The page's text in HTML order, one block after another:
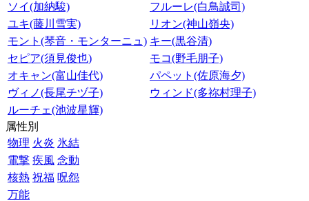
ソイ(加納駿)
フルーレ(白鳥誠司)
ユキ(藤川雪実)
リオン(神山嶺央)
モント(琴音・モンターニュ) キー(黒谷清)
セピア(須見俊也)
モコ(野毛朋子)
オキャン(富山佳代)
パペット(佐原海夕)
ヴィノ(長尾チヅ子)
ウィンド(多祢村理子)
ルーチェ(池波星輝)
属性別
物理 火炎 氷結
電撃 疾風 念動
核熱 祝福 呪怨
万能